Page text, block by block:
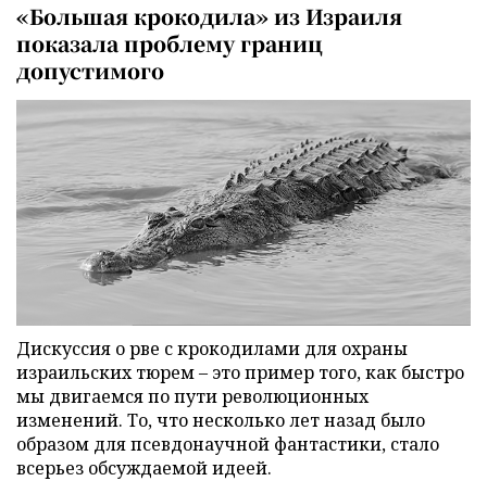
«Большая крокодила» из Израиля
показала проблему границ
допустимого
Дискуссия о рве с крокодилами для охраны
израильских тюрем – это пример того, как быстро
мы двигаемся по пути революционных
изменений. То, что несколько лет назад было
образом для псевдонаучной фантастики, стало
всерьез обсуждаемой идеей.